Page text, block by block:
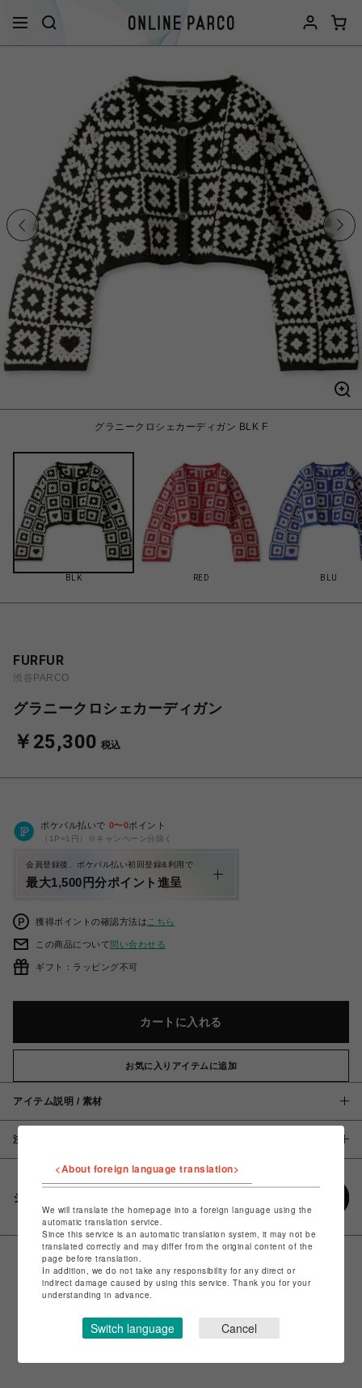
グラニークロシェカーディガン BLK F
BLK RED BLU
FURFUR
渋谷PARCO
グラニークロシェカーディガン
￥25,300 税込
ポケパル払いで 0〜0ポイント
（1P=1円）※キャンペーン分除く
会員登録後、ポケパル払い初回登録&利用で
最大1,500円分ポイント進呈
獲得ポイントの確認方法は こちら
この商品について問い合わせる
ギフト：ラッピング不可
カートに入れる
お気に入りアイテムに追加
アイテム説明 / 素材
注意事項
シェアする
<About foreign language translation>
We will translate the homepage into a foreign language using the
automatic translation service.
Since this service is an automatic translation system, it may not be
translated correctly and may differ from the original content of the
page before translation.
In addition, we do not take any responsibility for any direct or
indirect damage caused by using this service. Thank you for your
understanding in advance.
Switch language Cancel